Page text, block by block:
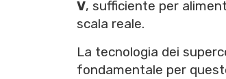
V, sufficiente per
scala reale.
La tecnologia dei
fondamentale per